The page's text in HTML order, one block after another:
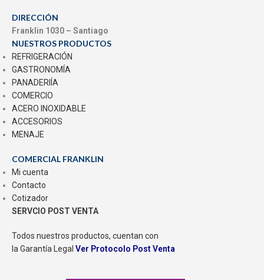
DIRECCIÓN
Franklin 1030 – Santiago
NUESTROS PRODUCTOS
REFRIGERACIÓN
GASTRONOMÍA
PANADERIÍA
COMERCIO
ACERO INOXIDABLE
ACCESORIOS
MENAJE
COMERCIAL FRANKLIN
Mi cuenta
Contacto
Cotizador
SERVCIO POST VENTA
Todos nuestros productos, cuentan con
la Garantía Legal Ver Protocolo Post Venta